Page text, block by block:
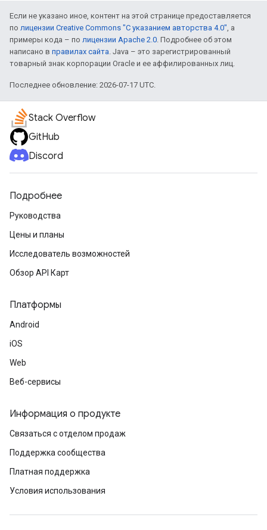
Если не указано иное, контент на этой странице предоставляется
по лицензии Creative Commons "С указанием авторства 4.0", а
примеры кода – по лицензии Apache 2.0. Подробнее об этом
написано в правилах сайта. Java – это зарегистрированный
товарный знак корпорации Oracle и ее аффилированных лиц.
Последнее обновление: 2026-07-17 UTC.
Stack Overflow
GitHub
Discord
Подробнее
Руководства
Цены и планы
Исследователь возможностей
Обзор API Карт
Платформы
Android
iOS
Web
Веб-сервисы
Информация о продукте
Связаться с отделом продаж
Поддержка сообщества
Платная поддержка
Условия использования